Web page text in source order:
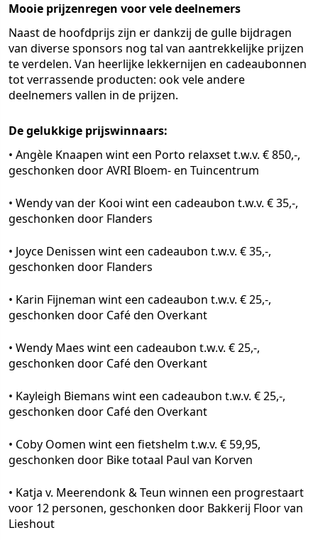
Mooie prijzenregen voor vele deelnemers
Naast de hoofdprijs zijn er dankzij de gulle bijdragen
van diverse sponsors nog tal van aantrekkelijke prijzen
te verdelen. Van heerlijke lekkernijen en cadeaubonnen
tot verrassende producten: ook vele andere
deelnemers vallen in de prijzen.
De gelukkige prijswinnaars:
• Angèle Knaapen wint een Porto relaxset t.w.v. € 850,-,
geschonken door AVRI Bloem- en Tuincentrum
• Wendy van der Kooi wint een cadeaubon t.w.v. € 35,-,
geschonken door Flanders
• Joyce Denissen wint een cadeaubon t.w.v. € 35,-,
geschonken door Flanders
• Karin Fijneman wint een cadeaubon t.w.v. € 25,-,
geschonken door Café den Overkant
• Wendy Maes wint een cadeaubon t.w.v. € 25,-,
geschonken door Café den Overkant
• Kayleigh Biemans wint een cadeaubon t.w.v. € 25,-,
geschonken door Café den Overkant
• Coby Oomen wint een fietshelm t.w.v. € 59,95,
geschonken door Bike totaal Paul van Korven
• Katja v. Meerendonk & Teun winnen een progrestaart
voor 12 personen, geschonken door Bakkerij Floor van
Lieshout